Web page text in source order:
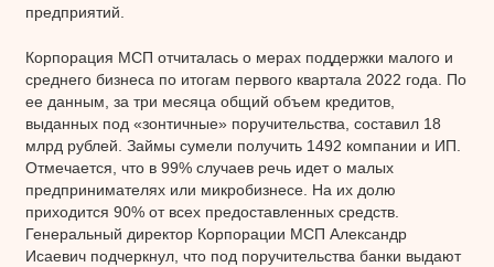
предприятий.
Корпорация МСП отчиталась о мерах поддержки малого и
среднего бизнеса по итогам первого квартала 2022 года. По
ее данным, за три месяца общий объем кредитов,
выданных под «зонтичные» поручительства, составил 18
млрд рублей. Займы сумели получить 1492 компании и ИП.
Отмечается, что в 99% случаев речь идет о малых
предпринимателях или микробизнесе. На их долю
приходится 90% от всех предоставленных средств.
Генеральный директор Корпорации МСП Александр
Исаевич подчеркнул, что под поручительства банки выдают